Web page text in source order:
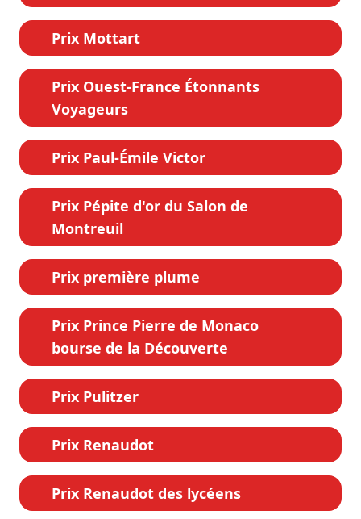
Prix Mottart
Prix Ouest-France Étonnants
Voyageurs
Prix Paul-Émile Victor
Prix Pépite d'or du Salon de
Montreuil
Prix première plume
Prix Prince Pierre de Monaco
bourse de la Découverte
Prix Pulitzer
Prix Renaudot
Prix Renaudot des lycéens